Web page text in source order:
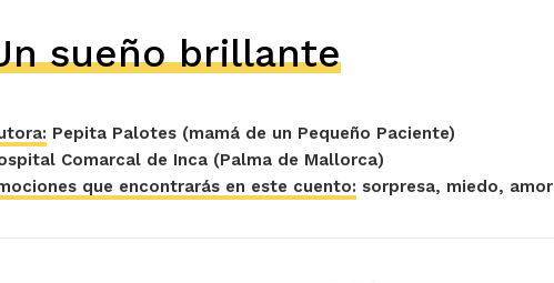
sueño brillante
Pepita Palotes (mamá de un Pequeño Paciente)
Comarcal de Inca (Palma de Mallorca)
que encontrarás en este cuento: sorpresa, miedo, amor